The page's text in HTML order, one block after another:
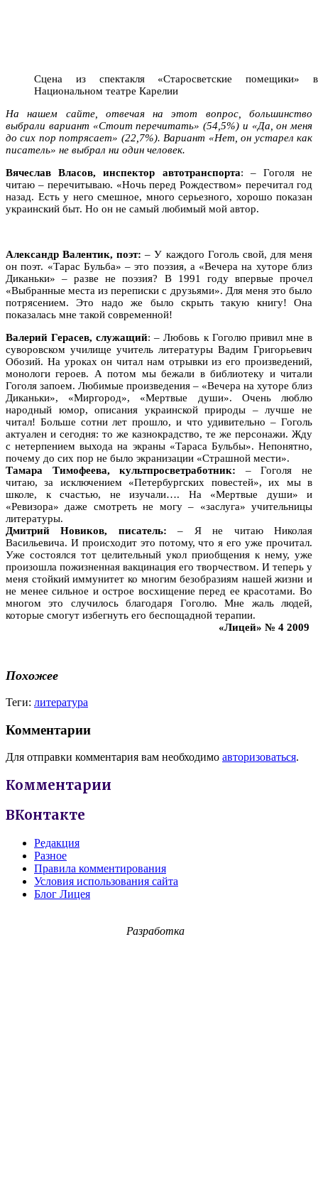
Сцена из спектакля «Старосветские помещики» в
Национальном театре Карелии
На нашем сайте, отвечая на этот вопрос, большинство
выбрали вариант «Стоит перечитать» (54,5%) и «Да, он меня
до сих пор потрясает» (22,7%). Вариант «Нет, он устарел как
писатель» не выбрал ни один человек.
Вячеслав Власов, инспектор автотранспорта: – Гоголя не
читаю – перечитываю. «Ночь перед Рождеством» перечитал год
назад. Есть у него смешное, много серьезного, хорошо показан
украинский быт. Но он не самый любимый мой автор.
Александр Валентик, поэт: – У каждого Гоголь свой, для меня
он поэт. «Тарас Бульба» – это поэзия, а «Вечера на хуторе близ
Диканьки» – разве не поэзия? В 1991 году впервые прочел
«Выбранные места из переписки с друзьями». Для меня это было
потрясением. Это надо же было скрыть такую книгу! Она
показалась мне такой современной!
Валерий Герасев, служащий: – Любовь к Гоголю привил мне в
суворовском училище учитель литературы Вадим Григорьевич
Обозий. На уроках он читал нам отрывки из его произведений,
монологи героев. А потом мы бежали в библиотеку и читали
Гоголя запоем. Любимые произведения – «Вечера на хуторе близ
Диканьки», «Миргород», «Мертвые души». Очень люблю
народный юмор, описания украинской природы – лучше не
читал! Больше сотни лет прошло, и что удивительно – Гоголь
актуален и сегодня: то же казнокрадство, те же персонажи. Жду
с нетерпением выхода на экраны «Тараса Бульбы». Непонятно,
почему до сих пор не было экранизации «Страшной мести».
Тамара Тимофеева, культпросветработник: – Гоголя не
читаю, за исключением «Петербургских повестей», их мы в
школе, к счастью, не изучали…. На «Мертвые души» и
«Ревизора» даже смотреть не могу – «заслуга» учительницы
литературы.
Дмитрий Новиков, писатель: – Я не читаю Николая
Васильевича. И происходит это потому, что я его уже прочитал.
Уже состоялся тот целительный укол приобщения к нему, уже
произошла пожизненная вакцинация его творчеством. И теперь у
меня стойкий иммунитет ко многим безобразиям нашей жизни и
не менее сильное и острое восхищение перед ее красотами. Во
многом это случилось благодаря Гоголю. Мне жаль людей,
которые смогут избегнуть его беспощадной терапии.
«Лицей» № 4 2009
Похожее
Теги: литература
Комментарии
Для отправки комментария вам необходимо авторизоваться.
Комментарии
ВКонтакте
Редакция
Разное
Правила комментирования
Условия использования сайта
Блог Лицея
Разработка